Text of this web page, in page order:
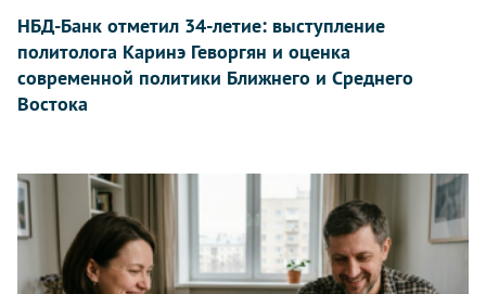
НБД-Банк отметил 34-летие: выступление
политолога Каринэ Геворгян и оценка
современной политики Ближнего и Среднего
Востока